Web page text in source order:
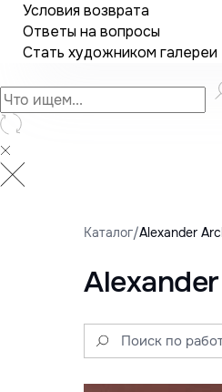
Условия возврата
Ответы на вопросы
Стать художником галереи
Каталог/Alexander